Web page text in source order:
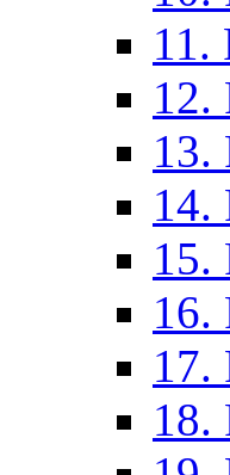
11.
12.
13.
14.
15.
16.
17.
18.